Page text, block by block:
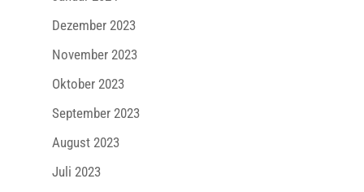
Dezember 2023
November 2023
Oktober 2023
September 2023
August 2023
Juli 2023